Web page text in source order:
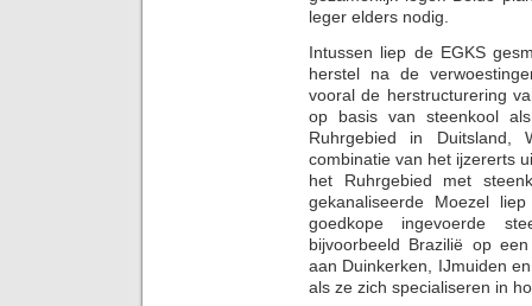
leger elders nodig.
Intussen liep de EGKS
herstel na de
vooral de herstructurering
op basis van steenkool
Ruhrgebied in Duitsland,
combinatie van het ijzererts
het Ruhrgebied met
gekanaliseerde Moezel
goedkope ingevoerde
bijvoorbeeld Brazilië op
aan Duinkerken, IJmuiden
als ze zich specialiseren in